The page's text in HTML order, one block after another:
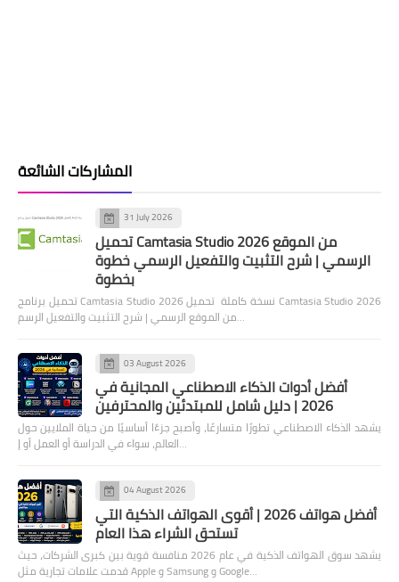
المشاركات الشائعة
31 July 2026
تحميل Camtasia Studio 2026 من الموقع
الرسمي | شرح التثبيت والتفعيل الرسمي خطوة
بخطوة
تحميل برنامج Camtasia Studio 2026 نسخة كاملة تحميل Camtasia Studio 2026
من الموقع الرسمي | شرح التثبيت والتفعيل الرسم…
03 August 2026
أفضل أدوات الذكاء الاصطناعي المجانية في
2026 | دليل شامل للمبتدئين والمحترفين
يشهد الذكاء الاصطناعي تطورًا متسارعًا، وأصبح جزءًا أساسيًا من حياة الملايين حول
العالم، سواء في الدراسة أو العمل أو إ…
04 August 2026
أفضل هواتف 2026 | أقوى الهواتف الذكية التي
تستحق الشراء هذا العام
يشهد سوق الهواتف الذكية في عام 2026 منافسة قوية بين كبرى الشركات، حيث
قدمت علامات تجارية مثل Apple و Samsung و Google…